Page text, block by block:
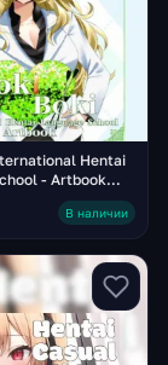
Hentai
- Artbook
В наличии